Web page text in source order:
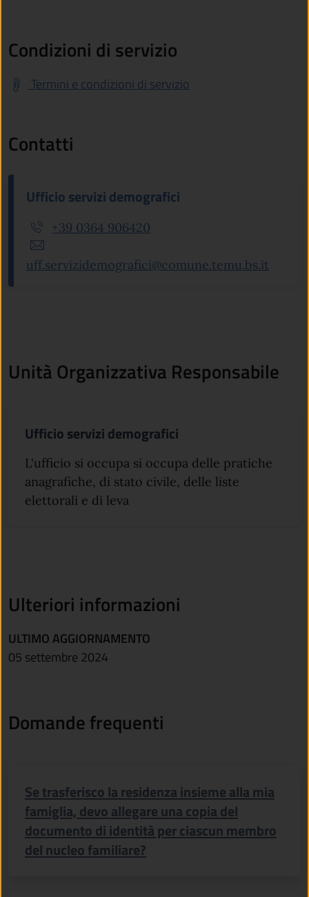
Condizioni di servizio
Termini e condizioni di servizio
Contatti
Ufficio servizi demografici
+39 0364 906420
uff.servizidemografici@comune.temu.bs.it
Unità Organizzativa Responsabile
Ufficio servizi demografici
L'ufficio si occupa si occupa delle pratiche
anagrafiche, di stato civile, delle liste
elettorali e di leva
Ulteriori informazioni
ULTIMO AGGIORNAMENTO
05 settembre 2024
Domande frequenti
Se trasferisco la residenza insieme alla mia
famiglia, devo allegare una copia del
documento di identità per ciascun membro
del nucleo familiare?